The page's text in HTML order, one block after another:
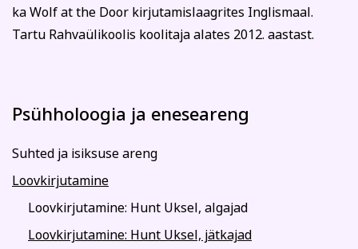
ka Wolf at the Door kirjutamislaagrites Inglismaal.
Tartu Rahvaülikoolis koolitaja alates 2012. aastast.
Psühholoogia ja eneseareng
Suhted ja isiksuse areng
Loovkirjutamine
Loovkirjutamine: Hunt Uksel, algajad
Loovkirjutamine: Hunt Uksel, jätkajad